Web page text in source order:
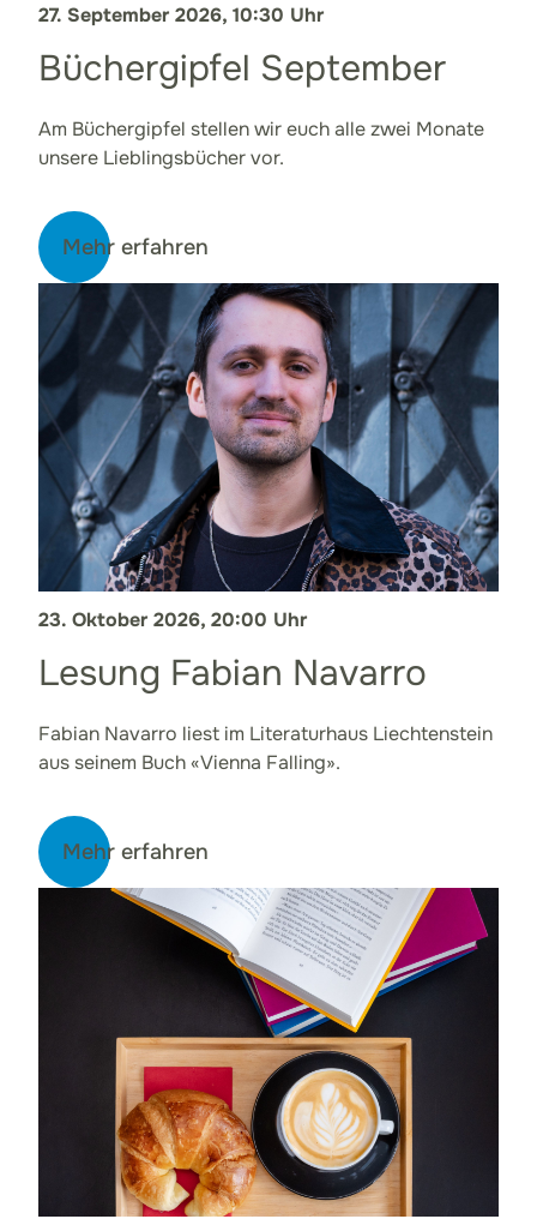
27. September 2026, 10:30 Uhr
Büchergipfel September
Am Büchergipfel stellen wir euch alle zwei Monate
unsere Lieblingsbücher vor.
Mehr erfahren
23. Oktober 2026, 20:00 Uhr
Lesung Fabian Navarro
Fabian Navarro liest im Literaturhaus Liechtenstein
aus seinem Buch «Vienna Falling».
Mehr erfahren